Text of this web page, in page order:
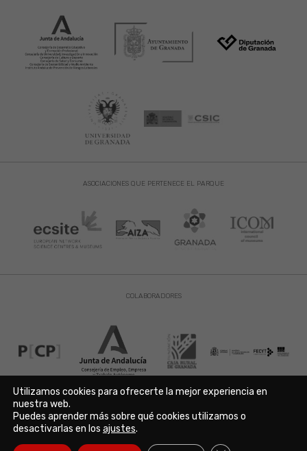
ASOCIACIONES QUE PERTENECE EL PARQUE
COLABORADORES
Aviso Legal | Política de Privacidad | Política de Cookies
Copyright © 2021. Parque de las Ciencias. Avda. de la Ciencia s/n
18006 Granada. España. Telf.: 958 131 900. Todos los derechos
Utilizamos cookies para ofrecerte la mejor experiencia en
nuestra web.
Puedes aprender más sobre qué cookies utilizamos o
desactivarlas en los ajustes.